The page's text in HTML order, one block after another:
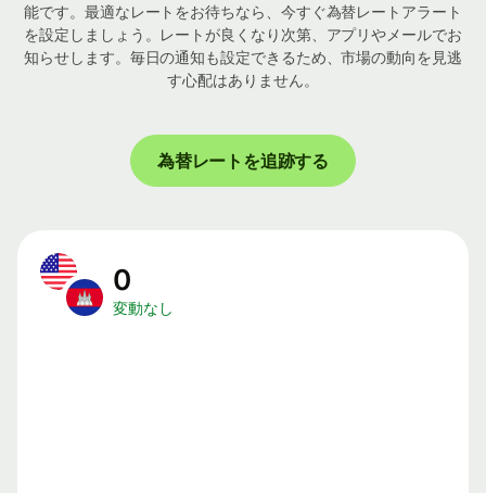
能です。最適なレートをお待ちなら、今すぐ為替レートアラート
を設定しましょう。レートが良くなり次第、アプリやメールでお
知らせします。毎日の通知も設定できるため、市場の動向を見逃
す心配はありません。
為替レートを追跡する
0
変動なし